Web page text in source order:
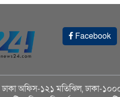
Facebook
ঢাকা অফিস-১২১ মতিঝিল, ঢাকা-